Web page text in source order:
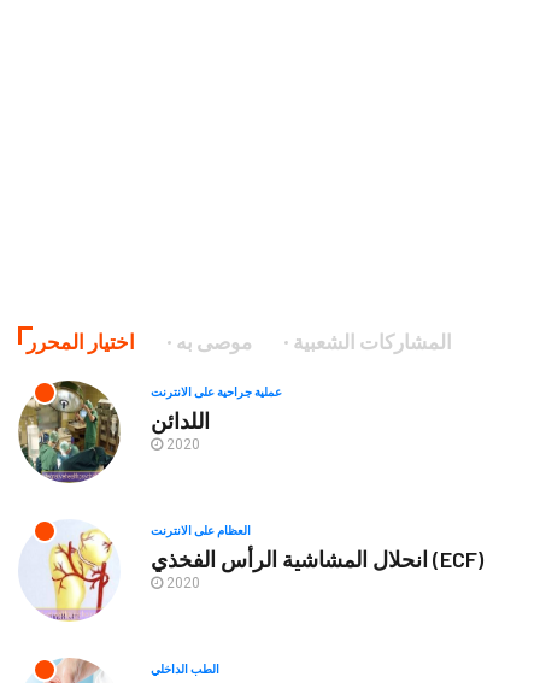
اختيار المحرر موصى به المشاركات الشعبية
عملية جراحية على الانترنت
اللدائن
2020
العظام على الانترنت
انحلال المشاشية الرأس الفخذي (ECF)
2020
الطب الداخلي